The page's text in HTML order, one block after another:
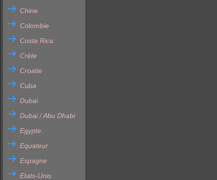
Chine
Colombie
Costa Rica
Crète
Croatie
Cuba
Dubai
Dubai / Abu Dhabi
Egypte
Equateur
Espagne
Etats-Unis